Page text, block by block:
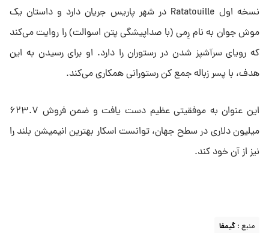
نسخه اول Ratatouille در شهر پاریس جریان دارد و داستان یک
موش جوان به نام رِمی (با صداپیشگی پتن اسوالت) را روایت می‌کند
که رویای سرآشپز شدن در رستوران را دارد. او برای رسیدن به این
هدف، با پسر زباله‌ جمع‌ کن رستورانی همکاری می‌کند.
این عنوان به موفقیتی عظیم دست یافت و ضمن فروش ۶۲۳.۷
میلیون دلاری در سطح جهان، توانست اسکار بهترین انیمیشن بلند را
نیز از آن خود کند.
منبع : گیمفا